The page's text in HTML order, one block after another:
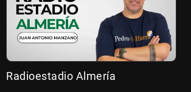
Radioestadio Almería